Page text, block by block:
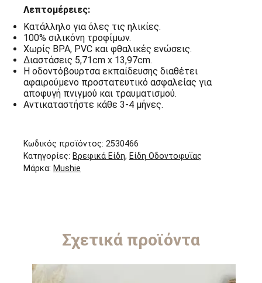
Λεπτομέρειες:
Κατάλληλο για όλες τις ηλικίες.
100% σιλικόνη τροφίμων.
Χωρίς BPA, PVC και φθαλικές ενώσεις.
Διαστάσεις 5,71cm x 13,97cm.
Η οδοντόβουρτσα εκπαίδευσης διαθέτει
αφαιρούμενο προστατευτικό ασφαλείας για
αποφυγή πνιγμού και τραυματισμού.
Αντικαταστήστε κάθε 3-4 μήνες.
Κωδικός προϊόντος: 2530466
Κατηγορίες: Βρεφικά Είδη, Είδη Οδοντοφυΐας
Μάρκα: Mushie
Σχετικά προϊόντα